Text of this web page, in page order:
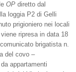
OP diretto dal
loggia P2 di Gelli
prigioniero nei locali
ripresa in data 18
brigatista n.
del covo –
appartamenti